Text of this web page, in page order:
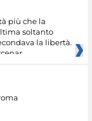
più che la
soltanto
la libertà.